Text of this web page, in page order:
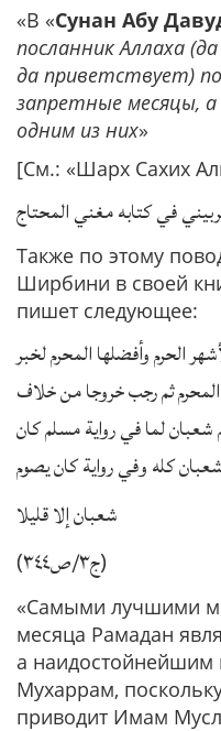
«В «Сунан Абу
посланник Аллаха
да приветствует)
запретные месяцы,
одним из них»
[См.: «Шарх Сахих
في كتابه مغني المحتاج
Также по этому
Ширбини в своей
пишет следующее:
الحرم وأفضلها المحرم لخبر
ثم رجب خروجا من خلاف
شعبان لما في رواية مسلم كان
كله وفي رواية كان يصوم
شعبان إلا قليلا
( ج٣/ص٣٤٤)
«Самыми лучшими
месяца Рамадан
а наидостойнейшим
Мухаррам,
приводит Имам